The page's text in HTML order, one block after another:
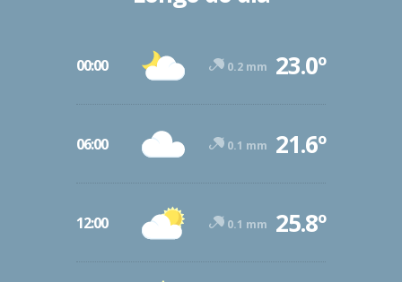
00:00 0.2 mm 23.0º
06:00 0.1 mm 21.6º
12:00 0.1 mm 25.8º